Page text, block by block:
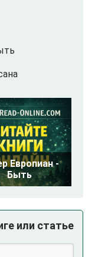
Европиан -
Быть
или статье